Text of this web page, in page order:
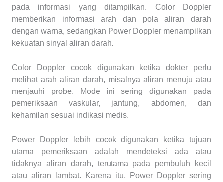
pada informasi yang ditampilkan. Color Doppler
memberikan informasi arah dan pola aliran darah
dengan warna, sedangkan Power Doppler menampilkan
kekuatan sinyal aliran darah.
Color Doppler cocok digunakan ketika dokter perlu
melihat arah aliran darah, misalnya aliran menuju atau
menjauhi probe. Mode ini sering digunakan pada
pemeriksaan vaskular, jantung, abdomen, dan
kehamilan sesuai indikasi medis.
Power Doppler lebih cocok digunakan ketika tujuan
utama pemeriksaan adalah mendeteksi ada atau
tidaknya aliran darah, terutama pada pembuluh kecil
atau aliran lambat. Karena itu, Power Doppler sering